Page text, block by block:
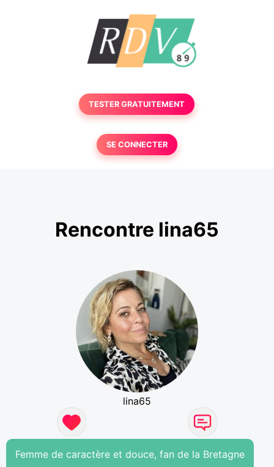
TESTER GRATUITEMENT
SE CONNECTER
Rencontre lina65
lina65
Femme de caractère et douce, fan de la Bretagne